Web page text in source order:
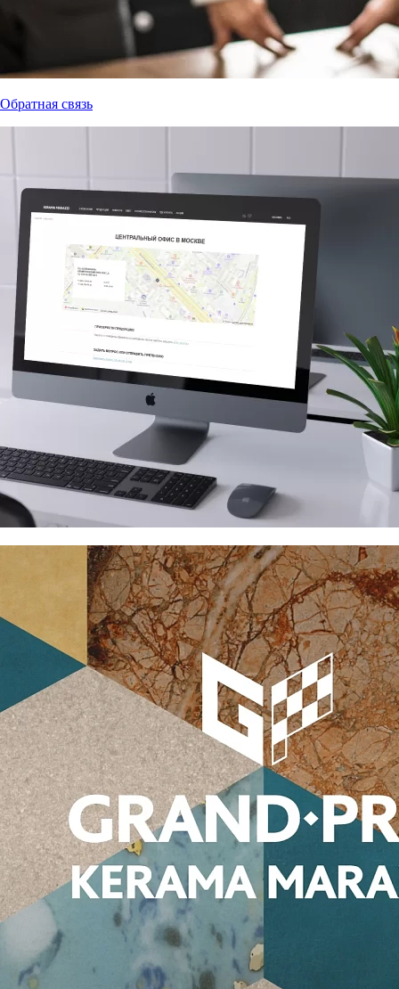
Обратная связь